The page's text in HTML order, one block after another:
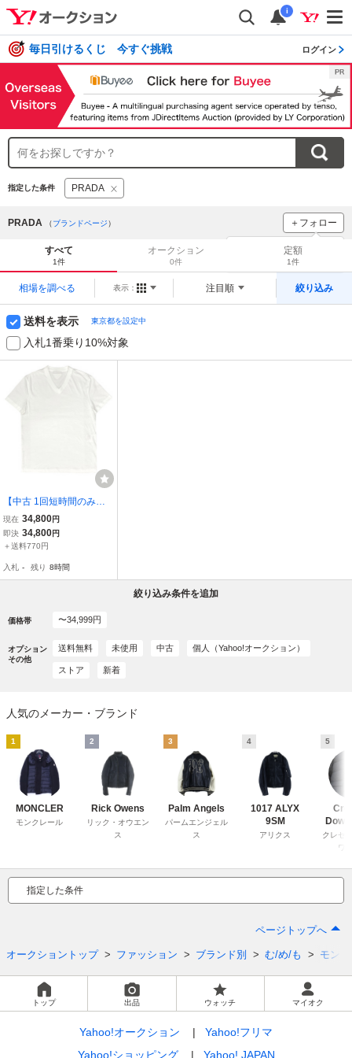
i
毎日引けるくじ 今すぐ挑戦 ログイン
指定した条件 PRADA
PRADA （ブランドページ） ＋フォロー
ブランドをフォロー
をチェック！
すべて
1件
オークション
0件
定額
1件
相場を調べる 表示： 注目順 絞り込み
送料を表示 東京都を設定中
入札1番乗り10%対象
【中古 1回短時間のみ着
用】PRADA プラダ トラ
イアングルロゴ Tシャツ
Ｍ ホワイト メンズ コッ
現在 34,800円
即決 34,800円
＋送料770円
入札 - 残り 8時間
絞り込み条件を追加
価格帯 〜34,999円
オプション
その他
送料無料 未使用 中古 個人（Yahoo!オークション）
ストア 新着
人気のメーカー・ブランド
1
MONCLER
モンクレール
2
Rick Owens
リック・オウエン
ス
3
Palm Angels
パームエンジェル
ス
4
1017 ALYX
9SM
アリクス
5
クレセ
ワ
指定した条件
ページトップへ
オークショントップ ファッション ブランド別 む/め/も モン
トップ 出品 ウォッチ マイオク
Yahoo!オークション
Yahoo!フリマ
Yahoo!ショッピング
Yahoo! JAPAN